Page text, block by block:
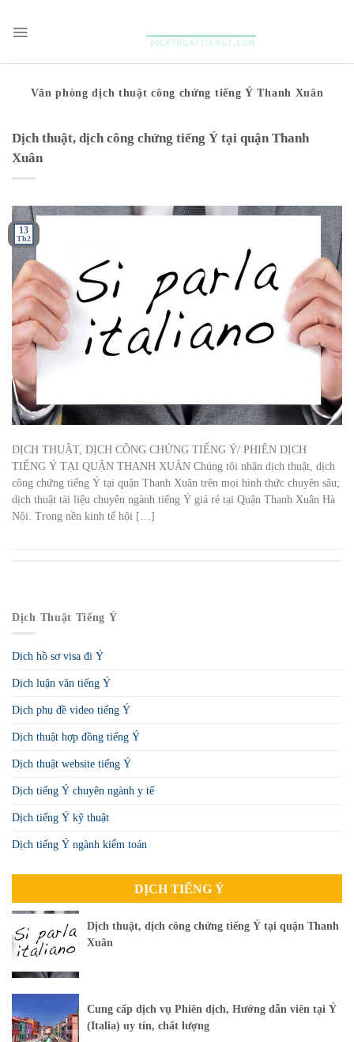
content
Văn phòng dịch thuật công chứng tiếng Ý Thanh Xuân
Dịch thuật, dịch công chứng tiếng Ý tại quận Thanh
Xuân
13
Th2
DỊCH THUẬT, DỊCH CÔNG CHỨNG TIẾNG Ý/ PHIÊN DỊCH
TIẾNG Ý TẠI QUẬN THANH XUÂN Chúng tôi nhận dịch thuật, dịch
công chứng tiếng Ý tại quận Thanh Xuân trên mọi hình thức chuyên sâu;
dịch thuật tài liệu chuyên ngành tiếng Ý giá rẻ tại Quận Thanh Xuân Hà
Nội. Trong nền kinh tế hội […]
Dịch Thuật Tiếng Ý
Dịch hồ sơ visa đi Ý
Dịch luận văn tiếng Ý
Dịch phụ đề video tiếng Ý
Dịch thuật hợp đồng tiếng Ý
Dịch thuật website tiếng Ý
Dịch tiếng Ý chuyên ngành y tế
Dịch tiếng Ý kỹ thuật
Dịch tiếng Ý ngành kiểm toán
DỊCH TIẾNG Ý
Dịch thuật, dịch công chứng tiếng Ý tại quận Thanh
Xuân
Cung cấp dịch vụ Phiên dịch, Hướng dẫn viên tại Ý
(Italia) uy tín, chất lượng